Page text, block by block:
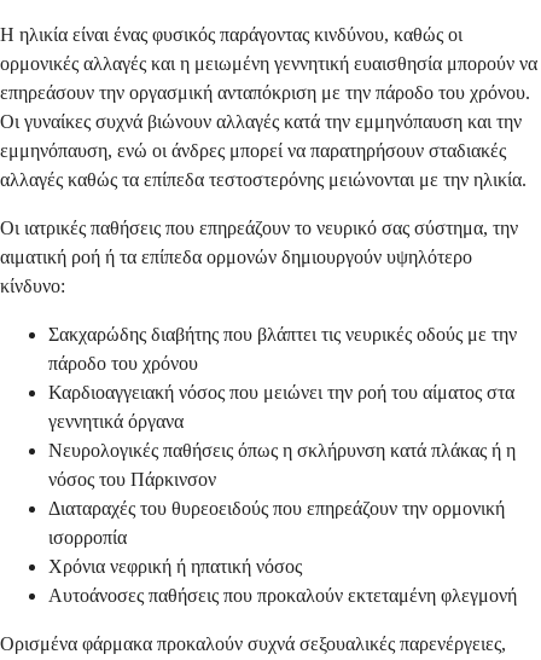
Η ηλικία είναι ένας φυσικός παράγοντας κινδύνου, καθώς οι
ορμονικές αλλαγές και η μειωμένη γεννητική ευαισθησία μπορούν να
επηρεάσουν την οργασμική ανταπόκριση με την πάροδο του χρόνου.
Οι γυναίκες συχνά βιώνουν αλλαγές κατά την εμμηνόπαυση και την
εμμηνόπαυση, ενώ οι άνδρες μπορεί να παρατηρήσουν σταδιακές
αλλαγές καθώς τα επίπεδα τεστοστερόνης μειώνονται με την ηλικία.
Οι ιατρικές παθήσεις που επηρεάζουν το νευρικό σας σύστημα, την
αιματική ροή ή τα επίπεδα ορμονών δημιουργούν υψηλότερο
κίνδυνο:
Σακχαρώδης διαβήτης που βλάπτει τις νευρικές οδούς με την
πάροδο του χρόνου
Καρδιοαγγειακή νόσος που μειώνει την ροή του αίματος στα
γεννητικά όργανα
Νευρολογικές παθήσεις όπως η σκλήρυνση κατά πλάκας ή η
νόσος του Πάρκινσον
Διαταραχές του θυρεοειδούς που επηρεάζουν την ορμονική
ισορροπία
Χρόνια νεφρική ή ηπατική νόσος
Αυτοάνοσες παθήσεις που προκαλούν εκτεταμένη φλεγμονή
Ορισμένα φάρμακα προκαλούν συχνά σεξουαλικές παρενέργειες,